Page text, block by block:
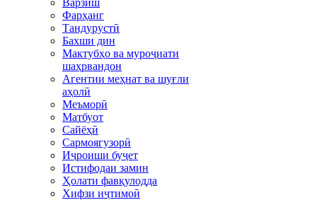
Варзиш
Фарҳанг
Тандурустӣ
Бахши дин
Мактубҳо ва муроҷиати
шаҳрвандон
Агентии меҳнат ва шуғли
аҳолӣ
Меъморӣ
Матбуот
Сайёҳӣ
Сармоягузорӣ
Иҷроиши буҷет
Истифодаи замин
Ҳолати фавқулодда
Хифзи иҷтимоӣ